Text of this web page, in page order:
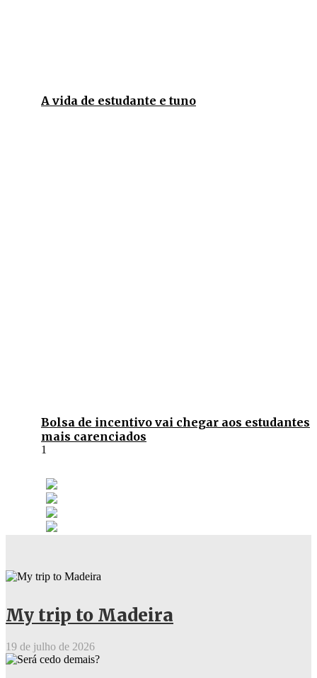
A vida de estudante e tuno
Bolsa de incentivo vai chegar aos estudantes
mais carenciados
My trip to Madeira
19 de julho de 2026